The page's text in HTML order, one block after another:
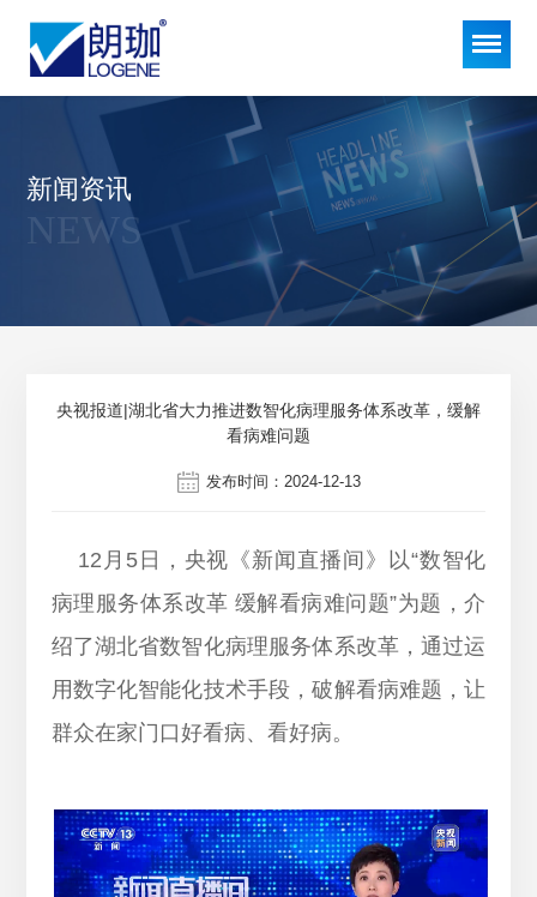
新闻资讯
NEWS
央视报道|湖北省大力推进数智化病理服务体系改革，缓解
看病难问题
发布时间：2024-12-13
12月5日，央视《新闻直播间》以“数智化
病理服务体系改革 缓解看病难问题”为题，介
绍了湖北省数智化病理服务体系改革，通过运
用数字化智能化技术手段，破解看病难题，让
群众在家门口好看病、看好病。